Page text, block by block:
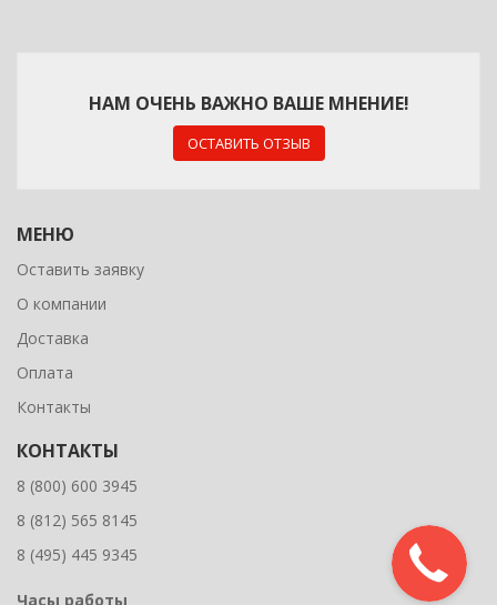
НАМ ОЧЕНЬ ВАЖНО ВАШЕ МНЕНИЕ!
ОСТАВИТЬ ОТЗЫВ
МЕНЮ
Оставить заявку
О компании
Доставка
Оплата
Контакты
КОНТАКТЫ
8 (800) 600 3945
8 (812) 565 8145
8 (495) 445 9345
Часы работы